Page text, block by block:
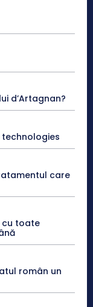
d’Artagnan?
technologies
care
cu toate
român un